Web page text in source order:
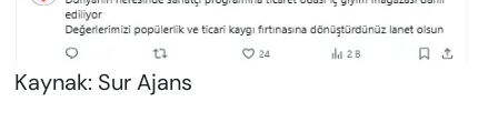
Kaynak: Sur Ajans